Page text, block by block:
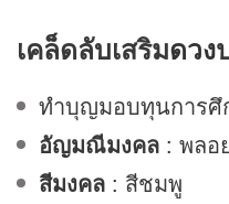
เคล็ดลับเสริมดวง
ทำบุญมอบทุนการศึ
อัญมณีมงคล : พลอ
สีมงคล : สีชมพู